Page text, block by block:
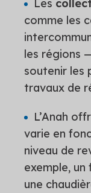
Les
comme les
les régions
soutenir les
travaux de
L’Anah
varie en
niveau de
exemple,
une